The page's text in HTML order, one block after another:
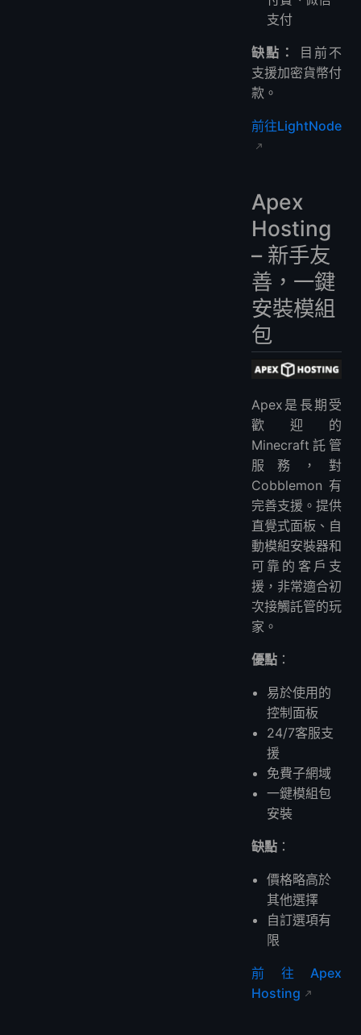
支付
缺點：
目前不
支援加密貨幣付
款。
前往LightNode
Apex
Hosting
– 新手友
善，一鍵
安裝模組
包
Apex是長期受
歡迎的
Minecraft託管
服務，對
Cobblemon有
完善支援。提供
直覺式面板、自
動模組安裝器和
可靠的客戶支
援，非常適合初
次接觸託管的玩
家。
優點 ：
易於使用的
控制面板
24/7客服支
援
免費子網域
一鍵模組包
安裝
缺點 ：
價格略高於
其他選擇
自訂選項有
限
前往Apex
Hosting